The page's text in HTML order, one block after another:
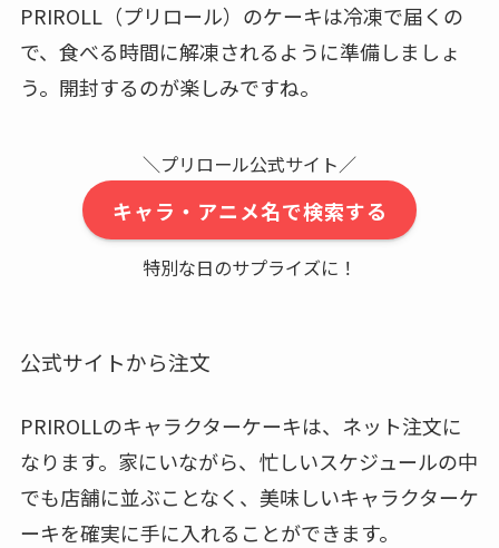
PRIROLL（プリロール）のケーキは冷凍で届くの
で、食べる時間に解凍されるように準備しましょ
う。開封するのが楽しみですね。
＼プリロール公式サイト／
キャラ・アニメ名で検索する
特別な日のサプライズに！
公式サイトから注文
PRIROLLのキャラクターケーキは、ネット注文に
なります。家にいながら、忙しいスケジュールの中
でも店舗に並ぶことなく、美味しいキャラクターケ
ーキを確実に手に入れることができます。